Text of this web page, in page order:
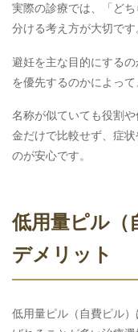
実際の診療では、「ど
分ける考え方が大切です
避妊を主な目的にする
を優先するのかによって
名称が似ていても役割
金だけで比較せず、症
のが安心です。
低用量ピル（
デメリット
低用量ピル（自費ピル